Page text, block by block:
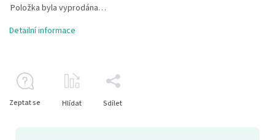
Položka byla vyprodána…
Detailní informace
Zeptat se Hlídat Sdílet